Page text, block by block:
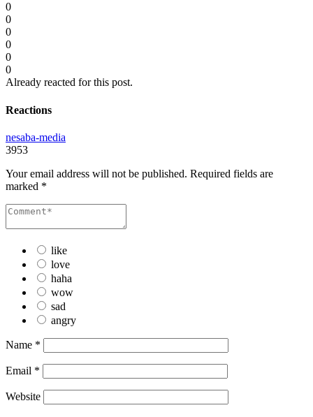
0
0
0
0
0
0
Already reacted for this post.
Reactions
nesaba-media
3953
Your email address will not be published. Required fields are
marked *
like
love
haha
wow
sad
angry
Name *
Email *
Website